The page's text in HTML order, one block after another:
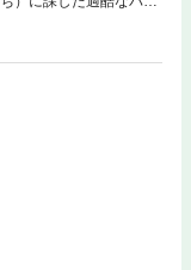
さらに強い愛と勇気を
するだけ。しかしそ
けていた!!